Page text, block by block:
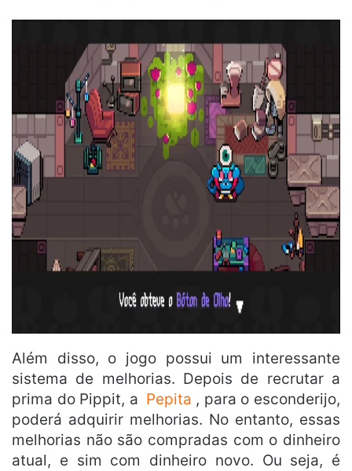
Além disso, o jogo possui um interessante
sistema de melhorias. Depois de recrutar a
prima do Pippit, a Pepita , para o esconderijo,
poderá adquirir melhorias. No entanto, essas
melhorias não são compradas com o dinheiro
atual, e sim com dinheiro novo. Ou seja, é